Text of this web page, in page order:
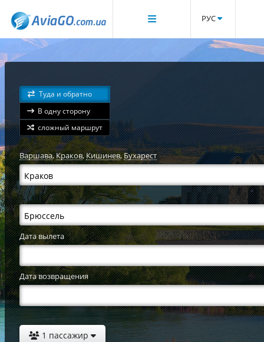
РУС
Туда и обратно
В одну сторону
сложный маршрут
Варшава,Краков,Кишинев,Бухарест
Дата вылета
Дата возвращения
1 пассажир